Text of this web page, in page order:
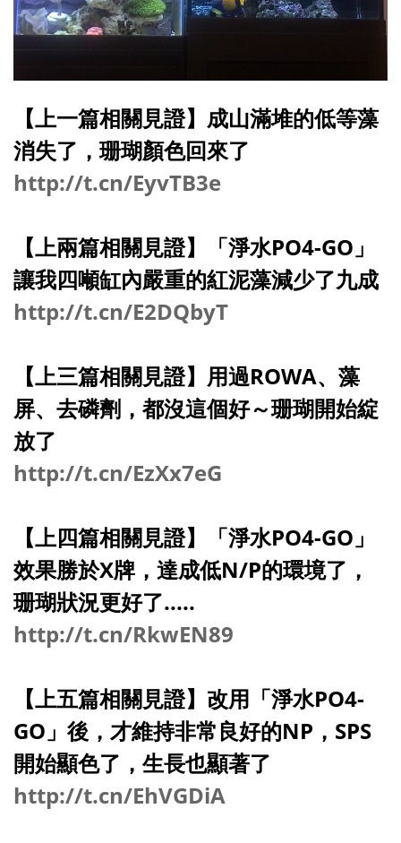
【上一篇相關見證】成山滿堆的低等藻
消失了，珊瑚顏色回來了
http://t.cn/EyvTB3e
【上兩篇相關見證】
「淨水PO4-GO」
讓我四噸缸內嚴重的紅泥藻減少了九成
http://t.cn/E2DQbyT
【上三篇相關見證】用過ROWA、藻
屏、去磷劑，都沒這個好～珊瑚開始綻
放了
http://t.cn/EzXx7eG
【上四篇相關見證】
「淨水PO4-GO」
效果勝於X牌，達成低N/P的環境了，
珊瑚狀況更好了.....
http://t.cn/RkwEN89
【上五篇相關見證】改用 「淨水PO4-
GO」 後，才維持非常良好的NP，SPS
開始顯色了，生長也顯著了
http://t.cn/EhVGDiA